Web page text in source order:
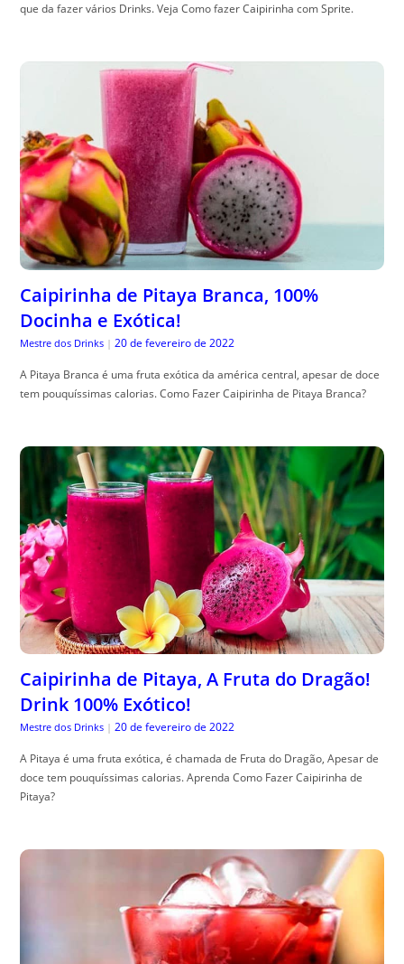
que da fazer vários Drinks. Veja Como fazer Caipirinha com Sprite.
Caipirinha de Pitaya Branca, 100%
Docinha e Exótica!
Mestre dos Drinks | 20 de fevereiro de 2022
A Pitaya Branca é uma fruta exótica da américa central, apesar de doce
tem pouquíssimas calorias. Como Fazer Caipirinha de Pitaya Branca?
Caipirinha de Pitaya, A Fruta do Dragão!
Drink 100% Exótico!
Mestre dos Drinks | 20 de fevereiro de 2022
A Pitaya é uma fruta exótica, é chamada de Fruta do Dragão, Apesar de
doce tem pouquíssimas calorias. Aprenda Como Fazer Caipirinha de
Pitaya?